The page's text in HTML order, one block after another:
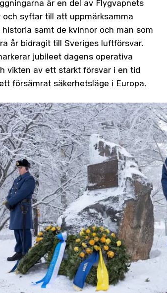
är en del av Flygvapnets
och syftar till att uppmärksamma
samt de kvinnor och män som
år bidragit till Sveriges luftförsvar.
jubileet dagens operativa
vikten av ett starkt försvar i en tid
försämrat säkerhetsläge i Europa.